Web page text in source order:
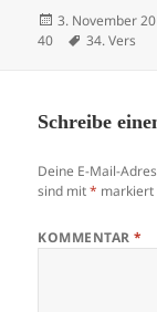
Veröffentlicht
am
3. November
40
Schlagwörter
34. Vers
Schreibe
Deine E-Mail-
sind mit* markiert
KOMMENTAR*